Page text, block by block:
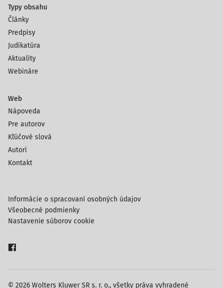
Typy obsahu
Články
Predpisy
Judikatúra
Aktuality
Webináre
Web
Nápoveda
Pre autorov
Kľúčové slová
Autori
Kontakt
© 2026 Wolters Kluwer SR s. r. o., všetky práva vyhradené
Informácie o spracovaní osobných údajov
Všeobecné podmienky
Nastavenie súborov cookie